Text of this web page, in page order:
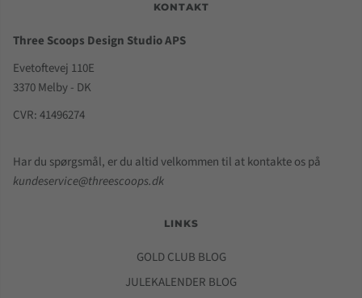
KONTAKT
Three Scoops Design Studio APS
Evetoftevej 110E
3370 Melby - DK
CVR: 41496274
Har du spørgsmål, er du altid velkommen til at kontakte os på
kundeservice@threescoops.dk
LINKS
GOLD CLUB BLOG
JULEKALENDER BLOG